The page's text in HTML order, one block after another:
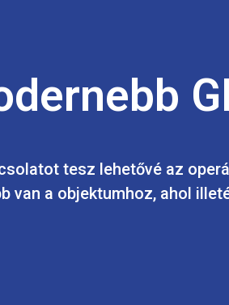
tesz lehetővé az
van a objektumhoz, ahol